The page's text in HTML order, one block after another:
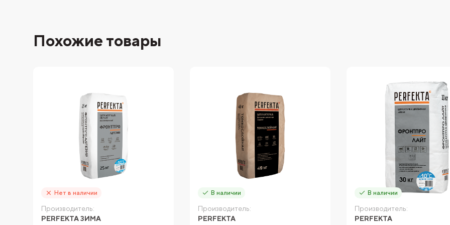
Похожие товары
Нет в наличии
Производитель:
PERFEKTA ЗИМА
В наличии
Производитель:
PERFEKTA
В наличии
Производитель:
PERFEKTA